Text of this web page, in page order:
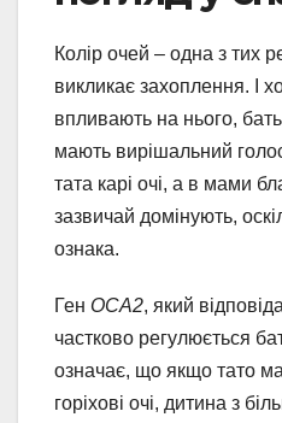
Колір очей – одна з тих
викликає захоплення. І
впливають на нього,
мають вирішальний
тата карі очі, а в мами
зазвичай домінують,
ознака.
Ген OCA2, який
частково регулюється
означає, що якщо тато
горіхові очі, дитина з